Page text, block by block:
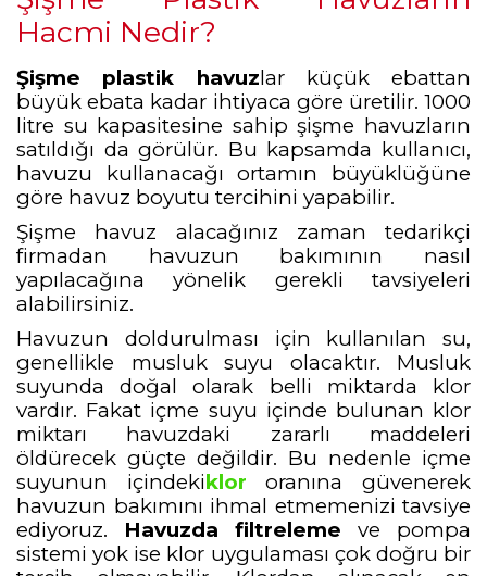
Hacmi Nedir?
Şişme plastik havuzlar küçük ebattan
büyük ebata kadar ihtiyaca göre üretilir. 1000
litre su kapasitesine sahip şişme havuzların
satıldığı da görülür. Bu kapsamda kullanıcı,
havuzu kullanacağı ortamın büyüklüğüne
göre havuz boyutu tercihini yapabilir.
Şişme havuz alacağınız zaman tedarikçi
firmadan havuzun bakımının nasıl
yapılacağına yönelik gerekli tavsiyeleri
alabilirsiniz.
Havuzun doldurulması için kullanılan su,
genellikle musluk suyu olacaktır. Musluk
suyunda doğal olarak belli miktarda klor
vardır. Fakat içme suyu içinde bulunan klor
miktarı havuzdaki zararlı maddeleri
öldürecek güçte değildir. Bu nedenle içme
suyunun içindekiklor oranına güvenerek
havuzun bakımını ihmal etmemenizi tavsiye
ediyoruz. Havuzda filtreleme ve pompa
sistemi yok ise klor uygulaması çok doğru bir